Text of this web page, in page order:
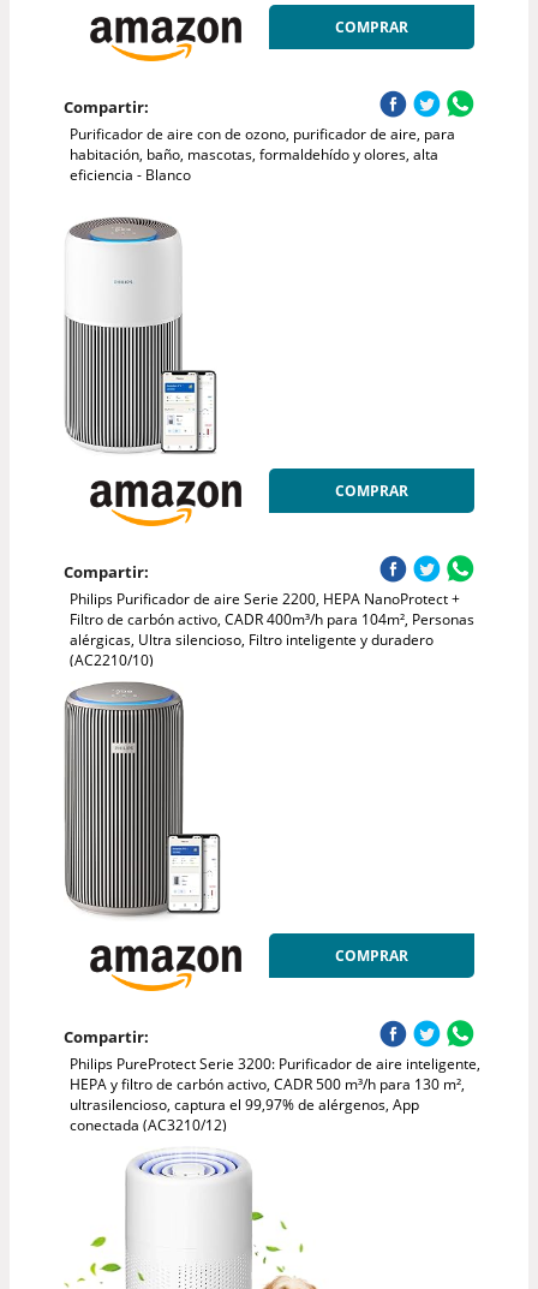
COMPRAR
Compartir:
Purificador de aire con de ozono, purificador de aire, para
habitación, baño, mascotas, formaldehído y olores, alta
eficiencia - Blanco
COMPRAR
Compartir:
Philips Purificador de aire Serie 2200, HEPA NanoProtect +
Filtro de carbón activo, CADR 400m³/h para 104m², Personas
alérgicas, Ultra silencioso, Filtro inteligente y duradero
(AC2210/10)
COMPRAR
Compartir:
Philips PureProtect Serie 3200: Purificador de aire inteligente,
HEPA y filtro de carbón activo, CADR 500 m³/h para 130 m²,
ultrasilencioso, captura el 99,97% de alérgenos, App
conectada (AC3210/12)